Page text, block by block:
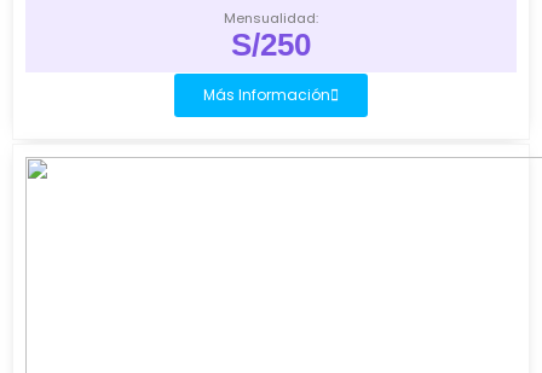
Mensualidad:
S/250
Más Información